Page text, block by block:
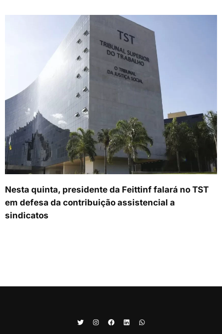
Nesta quinta, presidente da Feittinf falará no TST
em defesa da contribuição assistencial a
sindicatos